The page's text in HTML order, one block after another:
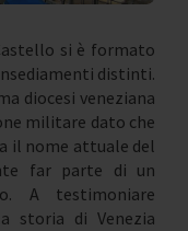
si è formato
distinti.
diocesi veneziana
militare dato che
il nome attuale del
far parte di un
A testimoniare
storia di Venezia